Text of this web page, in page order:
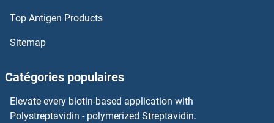
Top Antigen Products
Sitemap
Catégories populaires
Elevate every biotin-based application with
Polystreptavidin - polymerized Streptavidin.